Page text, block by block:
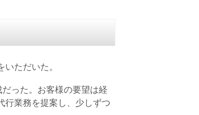
ただいた。
った。お客様の要望は経
行業務を提案し、少しずつ